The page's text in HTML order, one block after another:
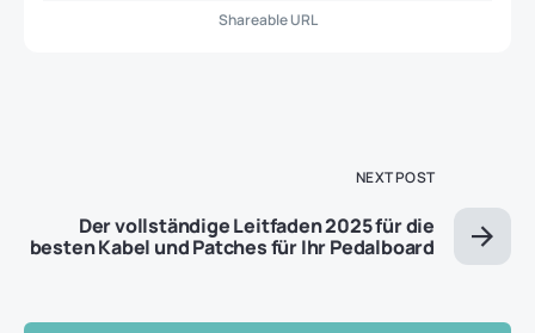
Shareable URL
NEXT POST
Der vollständige Leitfaden 2025 für die
besten Kabel und Patches für Ihr Pedalboard